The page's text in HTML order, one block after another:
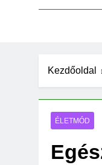
Kezdőoldal
ÉLETMÓD